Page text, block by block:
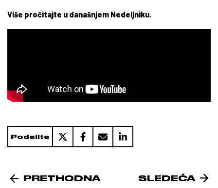
Više pročitajte u današnjem Nedeljniku.
Podelite
PRETHODNA SLEDEĆA